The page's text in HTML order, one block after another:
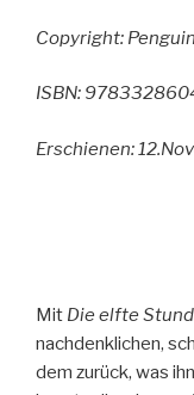
Copyright:
ISBN:
Erschienen:
Mit Die elfte
nachdenklichen,
dem zurück, was